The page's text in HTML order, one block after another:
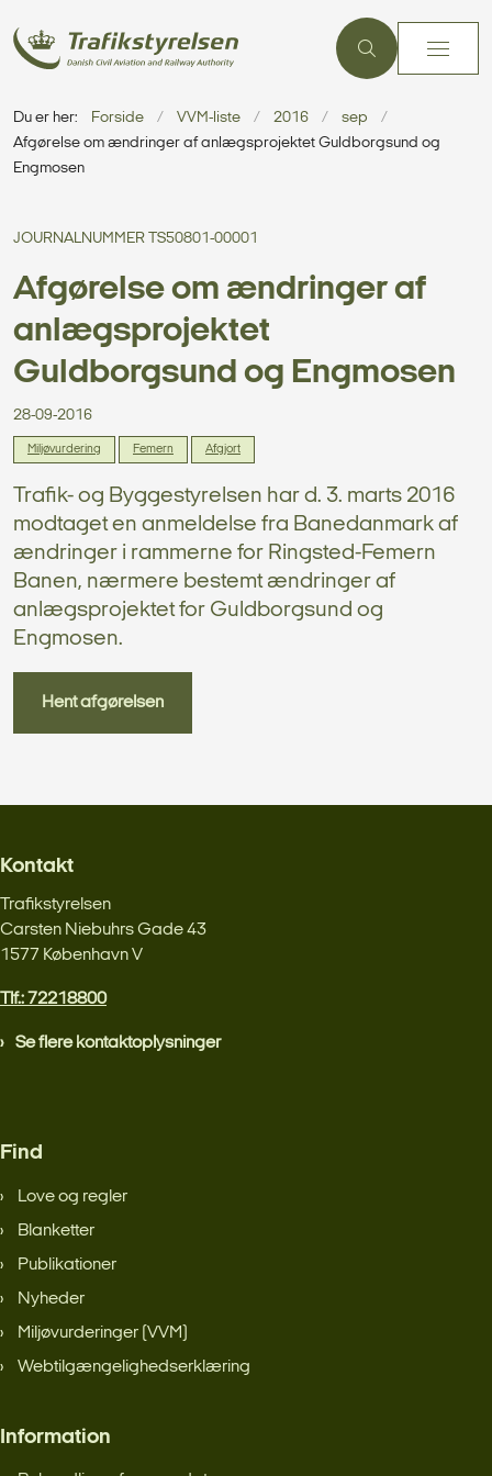
Du er her: Forside VVM-liste 2016
sep
Afgørelse om ændringer af anlægsprojektet Guldborgsund og
Engmosen
JOURNALNUMMER TS50801-00001
Afgørelse om ændringer af
anlægsprojektet
Guldborgsund og Engmosen
28-09-2016
Miljøvurdering Femern Afgjort
Trafik- og Byggestyrelsen har d. 3. marts 2016
modtaget en anmeldelse fra Banedanmark af
ændringer i rammerne for Ringsted-Femern
Banen, nærmere bestemt ændringer af
anlægsprojektet for Guldborgsund og
Engmosen.
Hent afgørelsen
Kontakt
Trafikstyrelsen
Carsten Niebuhrs Gade 43
1577 København V
Tlf.: 72218800
Se flere kontaktoplysninger
Find
Love og regler
Blanketter
Publikationer
Nyheder
Miljøvurderinger (VVM)
Webtilgængelighedserklæring
Information